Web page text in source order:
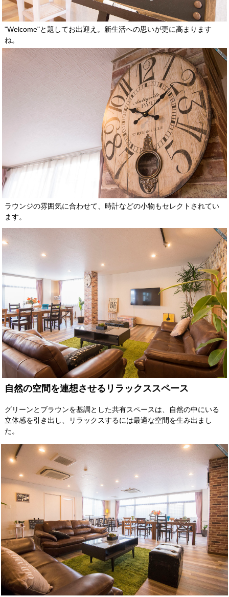
"Welcome"と題してお出迎え。新生活への思いが更に高まります
ね。
ラウンジの雰囲気に合わせて、時計などの小物もセレクトされてい
ます。
自然の空間を連想させるリラックススペース
グリーンとブラウンを基調とした共有スペースは、自然の中にいる
立体感を引き出し、リラックスするには最適な空間を生み出まし
た。